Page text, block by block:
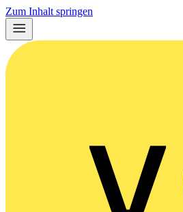
Zum Inhalt springen